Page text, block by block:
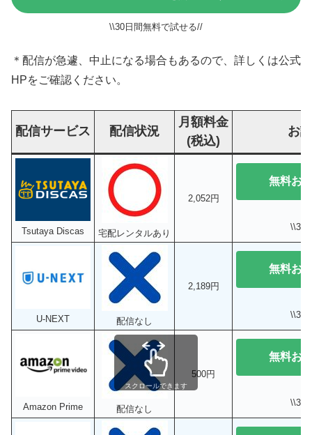
\\30日間無料で試せる//
＊配信が急遽、中止になる場合もあるので、詳しくは公式
HPをご確認ください。
配信サービス 配信状況
月額料金
(税込)
お
Tsutaya Discas 宅配レンタルあり
2,052円
無料お
\\30
U-NEXT 配信なし
2,189円
無料お
\\31
Amazon Prime 配信なし
500円
無料お
\\30
スクロールできます